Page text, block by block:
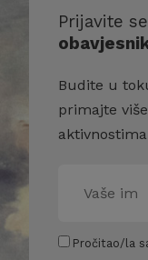
Prijavite
Budite u
primajte
Pročitao/la